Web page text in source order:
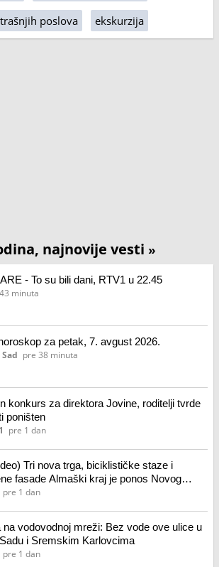
poslova ekskurzija
najnovije vesti »
- To su bili dani, RTV1 u 22.45
minuta
za petak, 7. avgust 2026.
pre 38 minuta
konkurs za direktora Jovine, roditelji tvrde
poništen
pre 1 dan
Tri nova trga, biciklističke staze i
fasade Almaški kraj je ponos Novog
u jedan od najvećih projekata u istoriji
pre 1 dan
na vodovodnoj mreži: Bez vode ove ulice u
i Sremskim Karlovcima
pre 1 dan